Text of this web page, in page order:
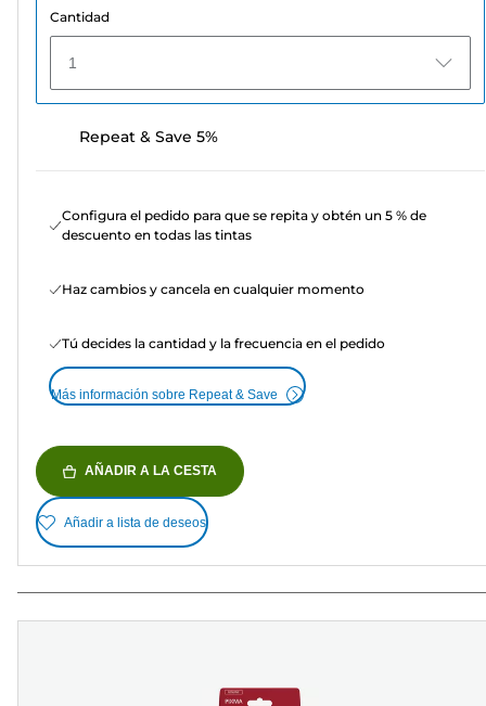
Cantidad
1
Repeat & Save 5%
Configura el pedido para que se repita y obtén un 5 % de
descuento en todas las tintas
Haz cambios y cancela en cualquier momento
Tú decides la cantidad y la frecuencia en el pedido
Más información sobre Repeat & Save
AÑADIR A LA CESTA
Añadir a lista de deseos